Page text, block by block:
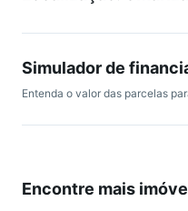
Simulador de
Entenda o valor das parcelas
Encontre mais